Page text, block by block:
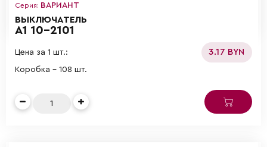
Серия: ВАРИАНТ
ВЫКЛЮЧАТЕЛЬ
А1 10-2101
Цена за 1 шт.: 3.17 BYN
Коробка - 108 шт.